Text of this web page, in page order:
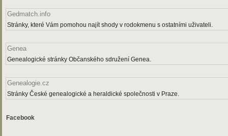
Gedmatch.info
Stránky, které Vám pomohou najít shody v rodokmenu s ostatními uživateli.
Genea
Genealogické stránky Občanského sdružení Genea.
Genealogie.cz
Stránky České genealogické a heraldické společnosti v Praze.
Facebook